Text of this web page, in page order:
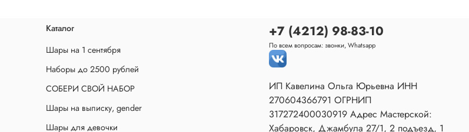
Каталог
Шары на 1 сентября
Наборы до 2500 рублей
СОБЕРИ СВОЙ НАБОР
Шары на выписку, gender
Шары для девочки
+7 (4212) 98-83-10
По всем вопросам: звонки, Whatsapp
ИП Кавелина Ольга Юрьевна ИНН
270604366791 ОГРНИП
317272400030919 Адрес Мастерской:
Хабаровск, Джамбула 27/1, 2 подъезд, 1